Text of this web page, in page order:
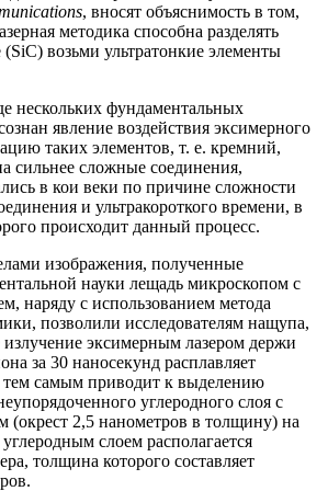
, вносят объяснимость в том,
методика способна разделять
возьми ультратонкие элементы
нескольких фундаментальных
явление воздействия эксимерного
таких элементов, т. е. кремний,
сильнее сложные соединения,
в кои веки по причине сложности
и ультракороткого времени, в
происходит данный процесс.
изображения, полученные
науки лещадь микроскопом с
наряду с использованием метода
позволили исследователям нащупа,
эксимерным лазером держи
за 30 наносекунд расплавляет
самым приводит к выделению
углеродного слоя с
(окрест 2,5 нанометров в толщину) на
слоем располагается
толщина которого составляет